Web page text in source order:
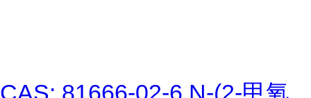
CAS: 81666-02-6 N-(2-甲氧